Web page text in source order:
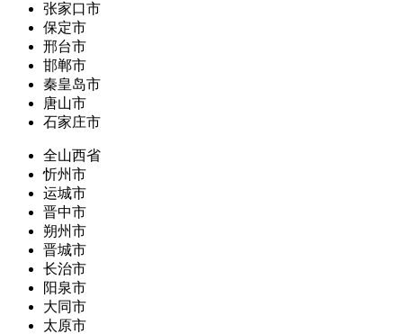
张家口市
保定市
邢台市
邯郸市
秦皇岛市
唐山市
石家庄市
全山西省
忻州市
运城市
晋中市
朔州市
晋城市
长治市
阳泉市
大同市
太原市